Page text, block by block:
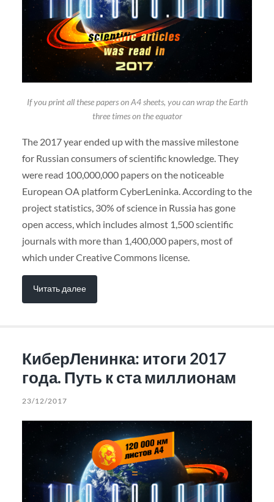
If you print all these papers on A4 sheets, you can wrap the Earth
three times on the equator
The 2017 year ended up with the massive milestone
for Russian consumers of scientific knowledge. They
were read 100,000,000 papers on the noticeable
European OA platform CyberLeninka. According to the
project statistics, 30% of science in Russia has gone
open access, which includes almost 1,500 scientific
journals with more than 1,400,000 papers, most of
which under Creative Commons license.
Читать далее
КиберЛенинка: итоги 2017
года. Путь к ста миллионам
23/12/2017